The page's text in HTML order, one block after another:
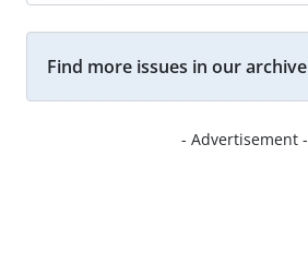
Find more issues in our archive
- Advertisement -